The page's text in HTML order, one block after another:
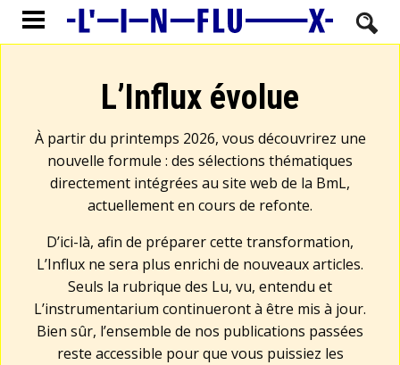
L’Influx évolue
À partir du printemps 2026, vous découvrirez une
nouvelle formule : des sélections thématiques
directement intégrées au site web de la BmL,
actuellement en cours de refonte.
D’ici-là, afin de préparer cette transformation,
L’Influx ne sera plus enrichi de nouveaux articles.
Seuls la rubrique des Lu, vu, entendu et
L’instrumentarium continueront à être mis à jour.
Bien sûr, l’ensemble de nos publications passées
reste accessible pour que vous puissiez les